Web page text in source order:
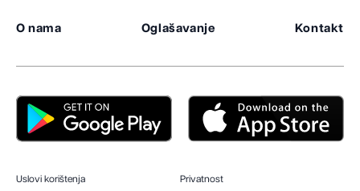
O nama Oglašavanje Kontakt
Uslovi korištenja Privatnost